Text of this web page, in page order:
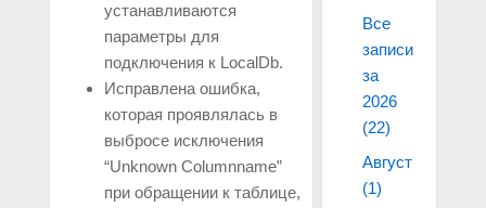
устанавливаются
параметры для
подключения к LocalDb.
Исправлена ошибка,
которая проявлялась в
выбросе исключения
“Unknown Columnname”
при обращении к таблице,
Все
записи
за
2026
(22)
Август
(1)